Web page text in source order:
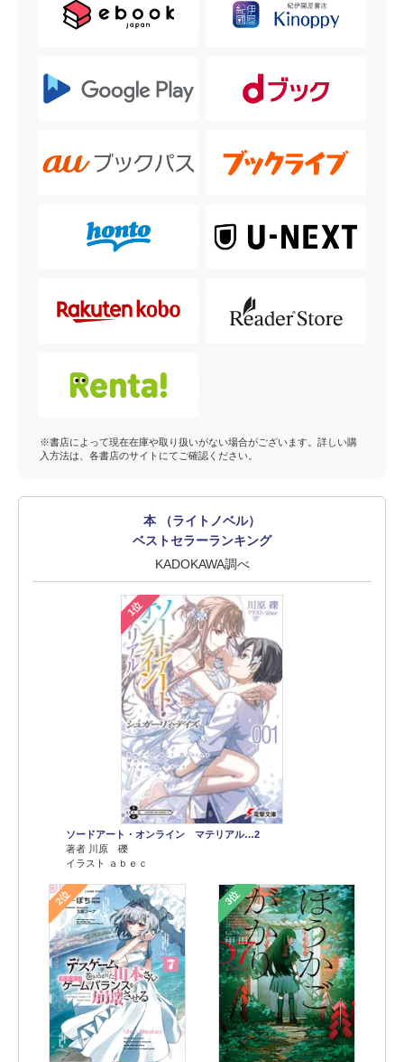
※書店によって現在在庫や取り扱いがない場合がございます。詳しい購
入方法は、各書店のサイトにてご確認ください。
本 （ライトノベル）
ベストセラーランキング
KADOKAWA調べ
1位
ソードアート・オンライン マテリアル…2
著者 川原 礫
イラスト ａｂｅｃ
2位 3位